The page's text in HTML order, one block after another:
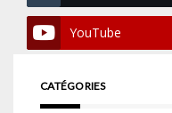
YouTube
CATÉGORIES